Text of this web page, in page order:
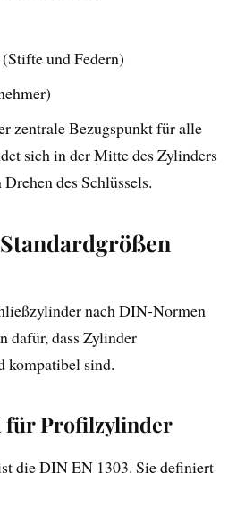
und Federn)
zentrale Bezugspunkt für alle
sich in der Mitte des Zylinders
des Schlüssels.
nach DIN-Normen
dafür, dass Zylinder
kompatibel sind.
für Profilzylinder
die DIN EN 1303. Sie definiert